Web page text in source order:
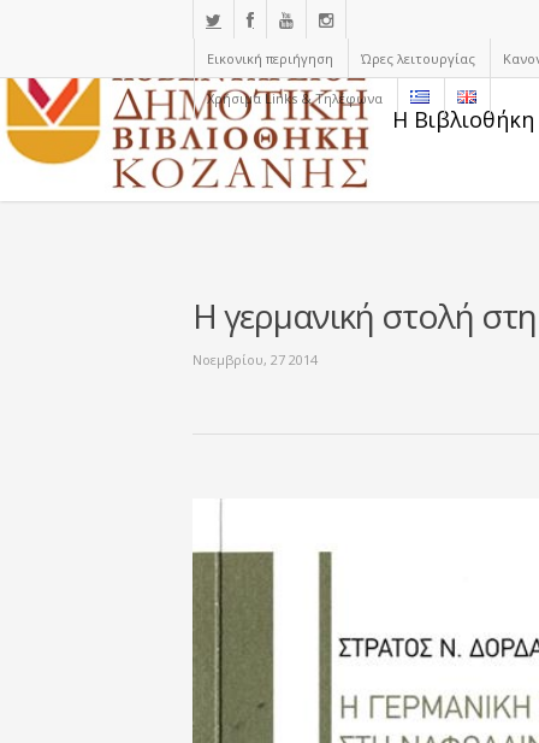
Εικονική περιήγηση Ώρες λειτουργίας
Χρήσιμα Links & Τηλέφωνα
Η
Η γερμανική στολή
Νοεμβρίου, 27 2014